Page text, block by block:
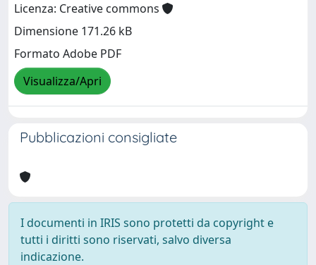
Licenza: Creative commons
Dimensione 171.26 kB
Formato Adobe PDF
Visualizza/Apri
Pubblicazioni consigliate
I documenti in IRIS sono protetti da copyright e
tutti i diritti sono riservati, salvo diversa
indicazione.